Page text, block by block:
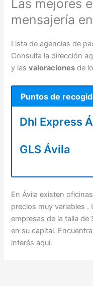
Las mejores
mensajería
Lista de agencias de
Consulta la dirección
y lasvaloraciones de
Puntos de
Dhl Express
GLS Ávila
En Ávila existen
precios muy variables
empresas de la talla de
en su capital.
interés aquí.